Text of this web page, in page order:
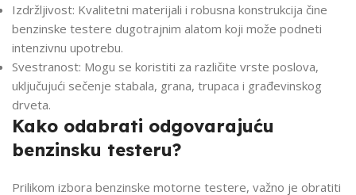
Izdržljivost: Kvalitetni materijali i robusna konstrukcija čine
benzinske testere dugotrajnim alatom koji može podneti
intenzivnu upotrebu.
Svestranost: Mogu se koristiti za različite vrste poslova,
uključujući sečenje stabala, grana, trupaca i građevinskog
drveta.
Kako odabrati odgovarajuću
benzinsku testeru?
Prilikom izbora benzinske motorne testere, važno je obratiti